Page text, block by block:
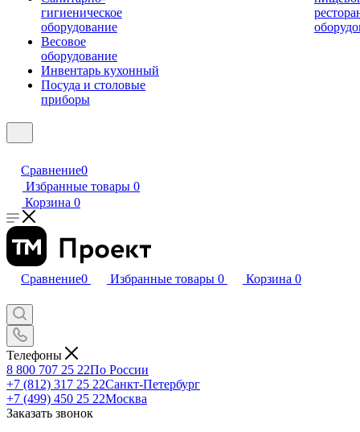
гигиеническое
оборудование
Весовое
оборудование
Инвентарь кухонный
Посуда и столовые
приборы
Сравнение0
Избранные товары 0
Корзина 0
Сравнение0 Избранные товары 0 Корзина 0
Телефоны
8 800 707 25 22По России
+7 (812) 317 25 22Санкт-Петербург
+7 (499) 450 25 22Москва
Заказать звонок